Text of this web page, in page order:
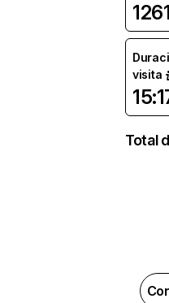
visita
Total